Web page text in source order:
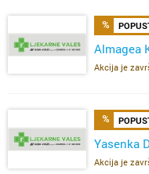
Almagea
Akcija je
Yasenka
Akcija je